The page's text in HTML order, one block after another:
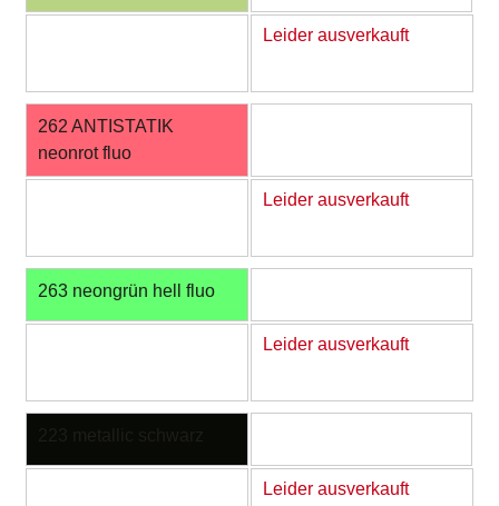
Leider ausverkauft
262 ANTISTATIK
neonrot fluo
Leider ausverkauft
263 neongrün hell fluo
Leider ausverkauft
Leider ausverkauft